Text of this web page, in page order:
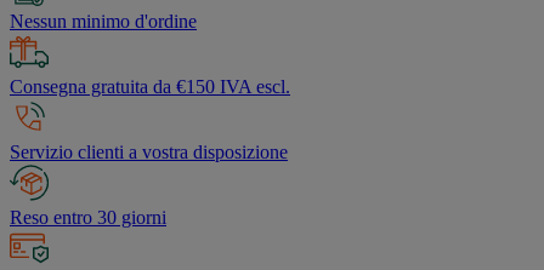
Nessun minimo d'ordine
Consegna gratuita da €150 IVA escl.
Servizio clienti a vostra disposizione
Reso entro 30 giorni